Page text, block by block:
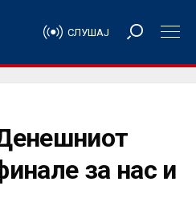
СЛУШАЈ
за нас и